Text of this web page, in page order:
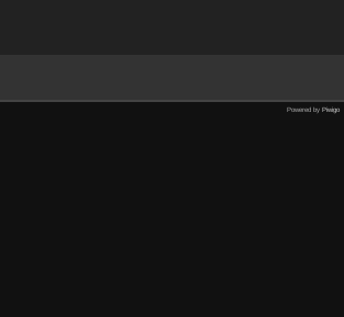
Powered by Piwigo